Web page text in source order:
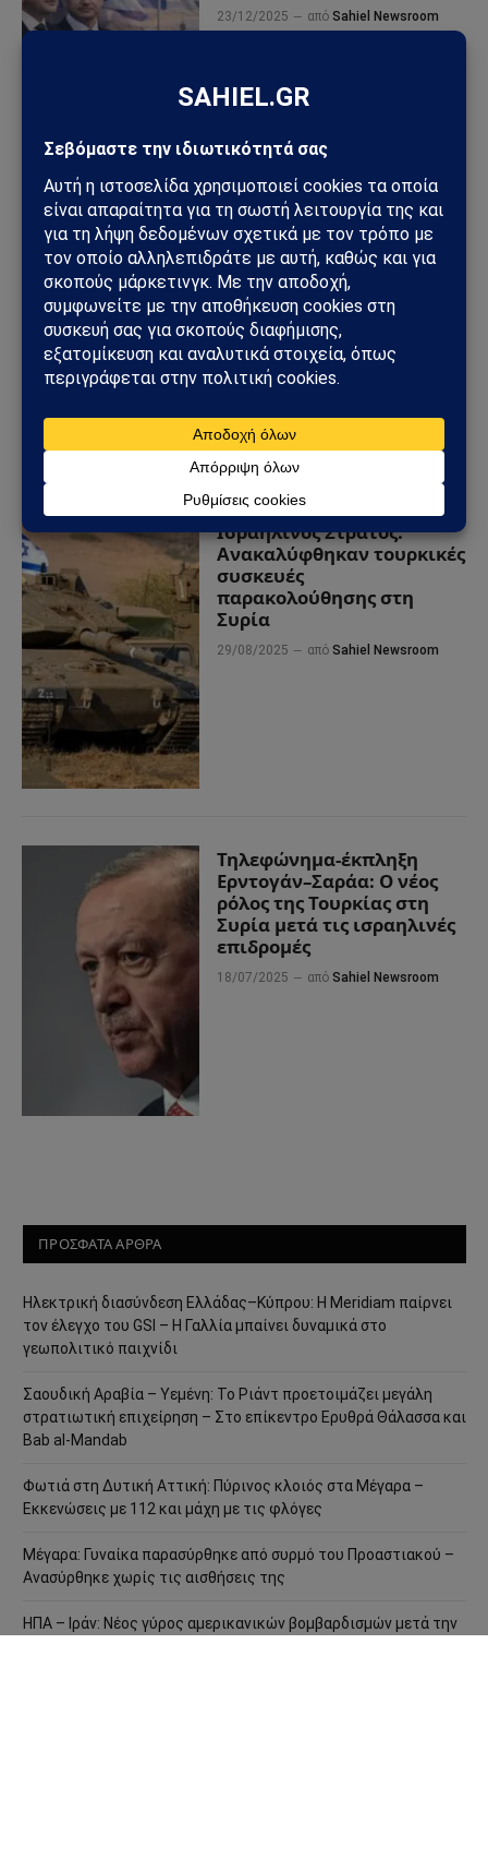
23/12/2025 από Sahiel Newsroom
Νετανιάχου: «Τέλος η
ασυλία για τους αρχηγούς
της Χαμάς» – Έμμεσο
μήνυμα σε Ερντογάν και
Κατάρ
11/09/2025
Ισραηλινός Στρατός:
Ανακαλύφθηκαν τουρκικές
συσκευές
παρακολούθησης στη
Συρία
29/08/2025 από Sahiel Newsroom
Τηλεφώνημα-έκπληξη
Ερντογάν–Σαράα: Ο νέος
ρόλος της Τουρκίας στη
Συρία μετά τις ισραηλινές
επιδρομές
18/07/2025 από Sahiel Newsroom
ΠΡΟΣΦΑΤΑ ΑΡΘΡΑ
Ηλεκτρική διασύνδεση Ελλάδας–Κύπρου: Η Meridiam παίρνει
τον έλεγχο του GSI – Η Γαλλία μπαίνει δυναμικά στο
γεωπολιτικό παιχνίδι
Σαουδική Αραβία – Υεμένη: Το Ριάντ προετοιμάζει μεγάλη
στρατιωτική επιχείρηση – Στο επίκεντρο Ερυθρά Θάλασσα και
Bab al-Mandab
Φωτιά στη Δυτική Αττική: Πύρινος κλοιός στα Μέγαρα –
Εκκενώσεις με 112 και μάχη με τις φλόγες
Μέγαρα: Γυναίκα παρασύρθηκε από συρμό του Προαστιακού –
Ανασύρθηκε χωρίς τις αισθήσεις της
ΗΠΑ – Ιράν: Νέος γύρος αμερικανικών βομβαρδισμών μετά την